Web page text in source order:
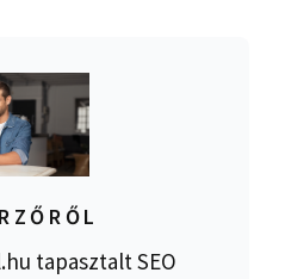
tapasztalt SEO